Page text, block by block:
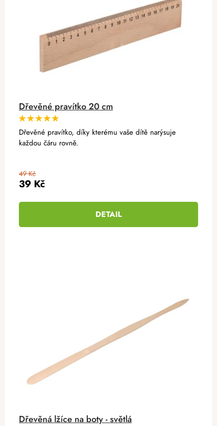
Dřevěné pravítko 20 cm
39 Kč
49 Kč
DETAIL
Dřevěné pravítko, díky kterému vaše dítě narýsuje
každou čáru rovně.
Dřevěná lžíce na boty - světlá